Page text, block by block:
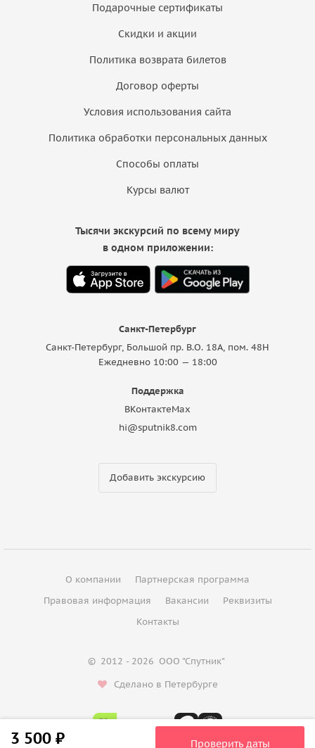
3 500 ₽ Проверить даты
Подарочные сертификаты
Скидки и акции
Политика возврата билетов
Договор оферты
Условия использования сайта
Политика обработки персональных данных
Способы оплаты
Курсы валют
Санкт-Петербург
Санкт-Петербург, Большой пр. В.О. 18A, пом. 48Н
Ежедневно 10:00 — 18:00
Поддержка
ВКонтактеMax
hi@sputnik8.com
Добавить экскурсию
Тысячи экскурсий по всему миру
в одном приложении:
О компании
Партнерская программа
Правовая информация
Вакансии
Реквизиты
Контакты
© 2012 - 2026 ООО "Спутник"
Сделано в Петербурге